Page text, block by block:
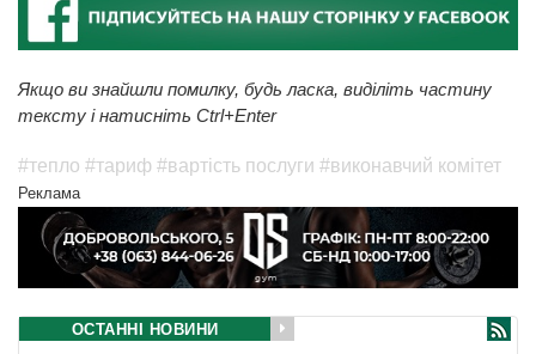
Якщо ви знайшли помилку, будь ласка, виділіть частину
тексту і натисніть Ctrl+Enter
#тепло #тариф #вартість послуги #виконавчий комітет
Реклама
ОСТАННІ НОВИНИ